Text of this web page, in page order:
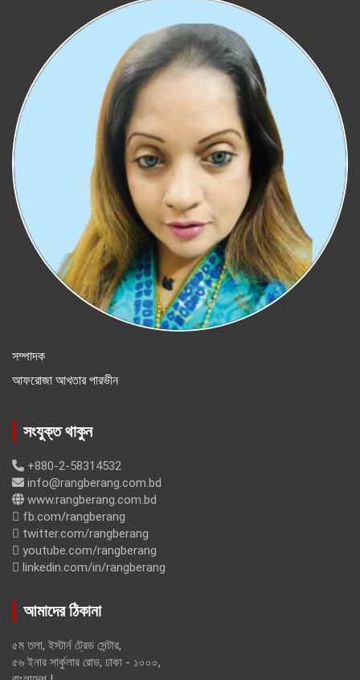
সম্পাদক
আফরোজা আখতার পারভীন
সংযুক্ত থাকুন
+880-2-58314532
info@rangberang.com.bd
www.rangberang.com.bd
fb.com/rangberang
twitter.com/rangberang
youtube.com/rangberang
linkedin.com/in/rangberang
আমাদের ঠিকানা
৫ম তলা, ইস্টার্ন ট্রেড সেন্টার,
৫৬ ইনার সার্কুলার রোড, ঢাকা - ১০০০,